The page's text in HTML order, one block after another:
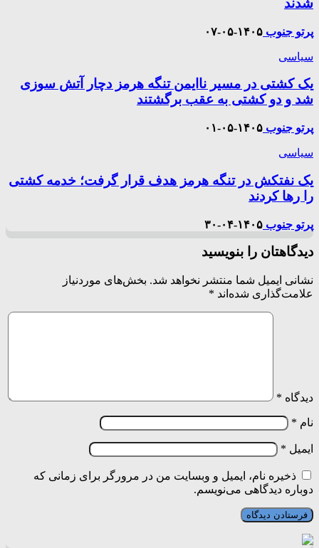
شدند
پرتو جنوب ۱۴۰۵-۰۵-۰۷
سیاسی
یک کشتی در مسیر ناایمن تنگه هرمز دچار آتش سوزی
شد و دو کشتی به عقب برگشتند
پرتو جنوب ۱۴۰۵-۰۵-۰۱
سیاسی
یک نفتکش در تنگه هرمز هدف قرار گرفت؛ خدمه کشتی
را رها کردند
پرتو جنوب ۱۴۰۵-۰۴-۳۰
دیدگاهتان را بنویسید
نشانی ایمیل شما منتشر نخواهد شد. بخش‌های موردنیاز
علامت‌گذاری شده‌اند *
دیدگاه *
نام *
ایمیل *
ذخیره نام، ایمیل و وبسایت من در مرورگر برای زمانی که
دوباره دیدگاهی می‌نویسم.